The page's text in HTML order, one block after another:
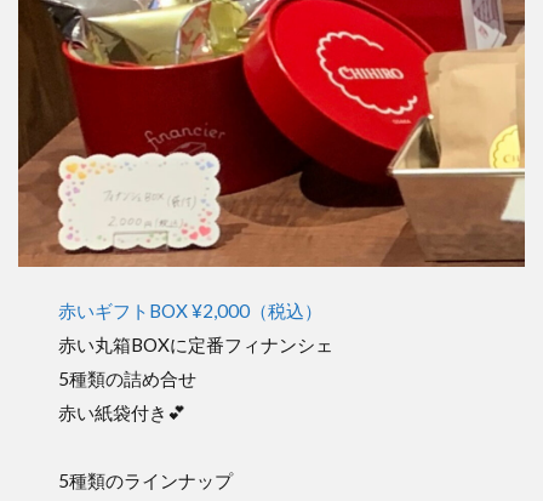
赤いギフトBOX ¥2,000（税込）
赤い丸箱BOXに定番フィナンシェ
5種類の詰め合せ
赤い紙袋付き💕
5種類のラインナップ